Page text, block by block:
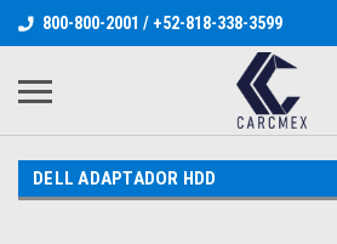
800-800-2001 / +52-818-338-3599
DELL ADAPTADOR HDD